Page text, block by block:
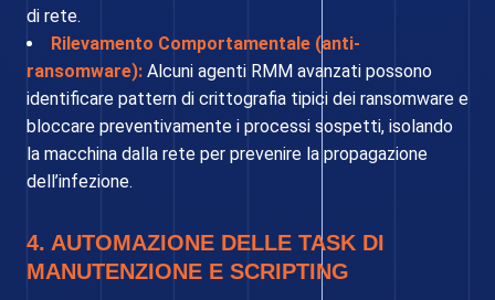
di rete.
Rilevamento Comportamentale (anti-
ransomware): Alcuni agenti RMM avanzati possono
identificare pattern di crittografia tipici dei ransomware e
bloccare preventivamente i processi sospetti, isolando
la macchina dalla rete per prevenire la propagazione
dell’infezione.
4. AUTOMAZIONE DELLE TASK DI
MANUTENZIONE E SCRIPTING